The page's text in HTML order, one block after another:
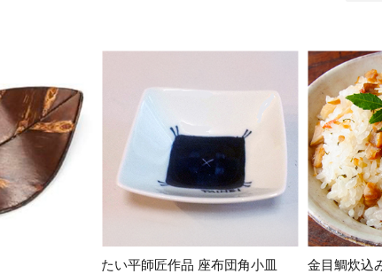
豊洲お取
たい平師匠作品 座布団角小皿 金目鯛炊込